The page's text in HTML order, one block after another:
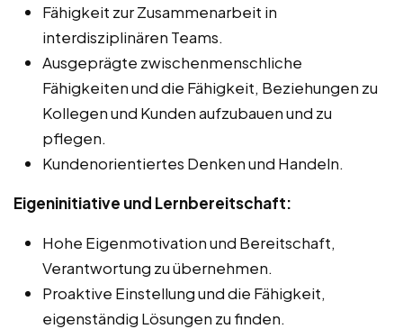
Fähigkeit zur Zusammenarbeit in
interdisziplinären Teams.
Ausgeprägte zwischenmenschliche
Fähigkeiten und die Fähigkeit, Beziehungen zu
Kollegen und Kunden aufzubauen und zu
pflegen.
Kundenorientiertes Denken und Handeln.
Eigeninitiative und Lernbereitschaft:
Hohe Eigenmotivation und Bereitschaft,
Verantwortung zu übernehmen.
Proaktive Einstellung und die Fähigkeit,
eigenständig Lösungen zu finden.